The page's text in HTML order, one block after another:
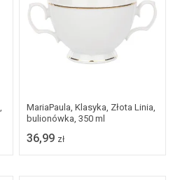
MariaPaula, Klasyka, Złota Linia,
bulionówka, 350 ml
36,99 zł